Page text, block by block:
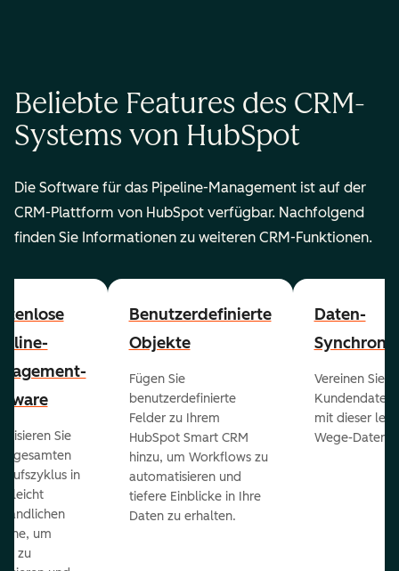
Beliebte Features des CRM-
Systems von HubSpot
Die Software für das Pipeline-Management ist auf der
CRM-Plattform von HubSpot verfügbar. Nachfolgend
finden Sie Informationen zu weiteren CRM-Funktionen.
Sie
gesamten
in
leicht
um
zu
Benutzerdefinierte
Objekte
Fügen Sie
benutzerdefinierte
Felder zu Ihrem
HubSpot Smart CRM
hinzu, um Workflows zu
automatisieren und
tiefere Einblicke in Ihre
Daten zu erhalten.
Daten-
Vereinen Sie
Kundendaten
mit dieser
Wege-Daten-